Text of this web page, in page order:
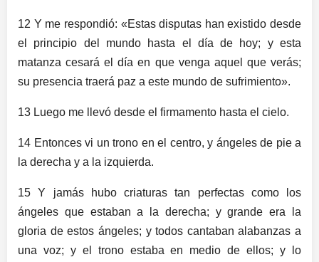
12 Y me respondió: «Estas disputas han existido desde
el principio del mundo hasta el día de hoy; y esta
matanza cesará el día en que venga aquel que verás;
su presencia traerá paz a este mundo de sufrimiento».
13 Luego me llevó desde el firmamento hasta el cielo.
14 Entonces vi un trono en el centro, y ángeles de pie a
la derecha y a la izquierda.
15 Y jamás hubo criaturas tan perfectas como los
ángeles que estaban a la derecha; y grande era la
gloria de estos ángeles; y todos cantaban alabanzas a
una voz; y el trono estaba en medio de ellos; y lo